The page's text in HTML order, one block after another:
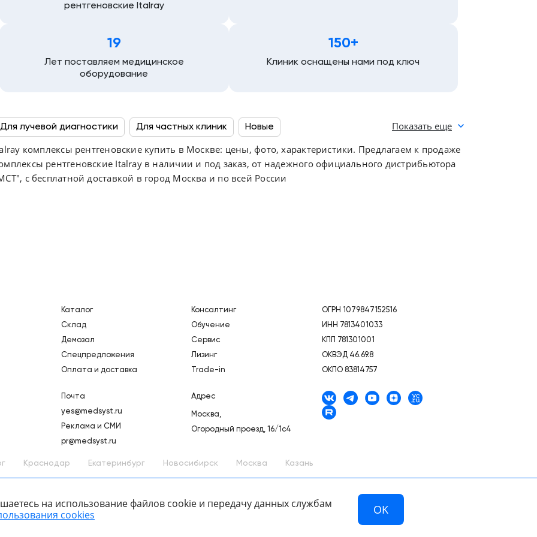
рентгеновские Italray
19
Лет поставляем медицинское
оборудование
150+
Клиник оснащены нами под ключ
Для лучевой диагностики Для частных клиник Новые
Производство Италия С гарантийным ремонтом
С напольным креплением С постгарантийным ремонтом
Показать еще
комплексы рентгеновские купить в Москве: цены, фото, характеристики. Предлагаем к продаже
рентгеновские Italray в наличии и под заказ, от надежного официального дистрибьютора
с бесплатной доставкой в город Москва и по всей России
Каталог
Склад
Демозал
Спецпредложения
Оплата и доставка
Консалтинг
Обучение
Сервис
Лизинг
Trade-in
ОГРН 1079847152516
ИНН 7813401033
КПП 781301001
ОКВЭД 46.69.8
ОКПО 83814757
Почта
yes@medsyst.ru
Реклама и СМИ
pr@medsyst.ru
Адрес
Москва,
Огородный проезд, 16/1с4
Краснодар Екатеринбург Новосибирск Москва Казань
товаров
ООО «Медицинские Системы и Технологии» © 2007 - 2026.
Разработано в компании —
на использование файлов cookie и передачу данных службам
cookies OK